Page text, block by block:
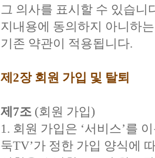
그 의사를 표시할 수 있습니
지내용에 동의하지 아니하
기존 약관이 적용됩니다.
제2장 회원 가입 및 탈퇴
제7조 (회원 가입)
1. 회원 가입은 ‘서비스’를
둑TV’가 정한 가입 양식에